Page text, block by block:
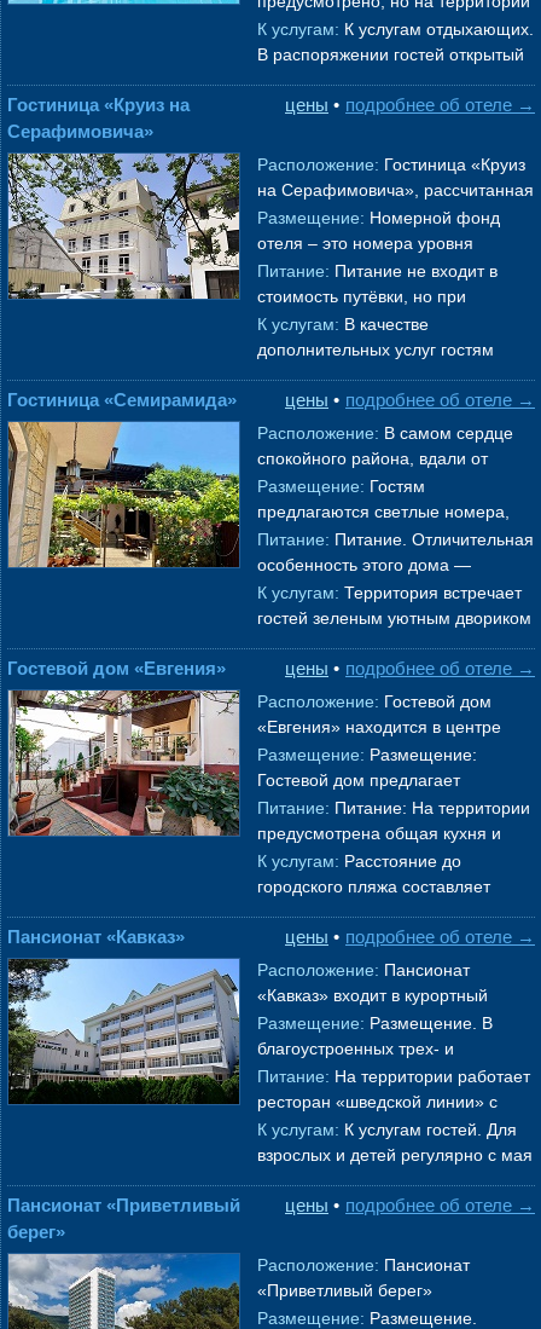
то→
отеля есть общая кухня и
оборудована зона барбекю.→
К услугам: К услугам отдыхающих.
В распоряжении гостей открытый
бассейн с пресной водой,
автостоянка, беспроводной
подробнее об отеле →
цены •
Гостиница «Круиз на
Серафимовича»
Расположение: Гостиница «Круиз
на Серафимовича», рассчитанная
на 60 мест, расположена в
курортном городеГеленджик
Рассто→
Размещение: Номерной фонд
отеля – это номера уровня
«Стандарт», «Комфорт» и
«Семейный». Все номера
расположены в 5-ти этаж
Питание: Питание не входит в
стоимость путёвки, но при
желании можно включить завтрак
в путевку, также гости отеля могут
К услугам: В качестве
дополнительных услуг гостям
инвентаря (утюг).
предоставляются парковка
подробнее об отеле →
цены •
Гостиница «Семирамида»
Расположение: В самом сердце
спокойного района, вдали от
шумных туристических
магистралей, расположился этот
уютный госте→
Размещение: Гостям
предлагаются светлые номера,
где каждая деталь продумана для
комфортного отдыха. В вашем
распоряжении→
Питание: Питание. Отличительная
особенность этого дома —
наличие оборудованной кухни на
каждом этаже, что особенно
К услугам: Территория встречает
гостей зеленым уютным двориком
зоной, где так приятно отдохну→
подробнее об отеле →
цены •
Гостевой дом «Евгения»
Расположение: Гостевой дом
«Евгения» находится в центре
курортного городаГеленджик
минутах ходьбы от него располо
→
Размещение: Размещение:
Гостевой дом предлагает
комфортабельные номера,
соответствующие европейским
стандартам качества. К→
Питание: Питание: На территории
предусмотрена общая кухня и
зона барбекю.→
К услугам: Расстояние до
городского пляжа составляет
воспользоваться лежаками,
зонтиками, по
→
подробнее об отеле →
цены •
Пансионат «Кавказ»
Расположение: Пансионат
«Кавказ» входит в курортный
комплекс санатория «Ревиталь
Парк» и находится в самом
центре города-к→
Размещение: Размещение. В
благоустроенных трех- и
пятиэтажных корпусах
разместились однокомнатные и
двухкомнатные номера к→
Питание: На территории работает
ресторан «шведской линии» с
двумя обеденными залами, в
первом корпусе есть библиотека.
К услугам: К услугам гостей. Для
взрослых и детей регулярно с мая
анимационные мероприятия. В
подробнее об отеле →
цены •
Пансионат «Приветливый
берег»
Расположение: Пансионат
«Приветливый берег»
располагается в центре
Размещение: Размещение.